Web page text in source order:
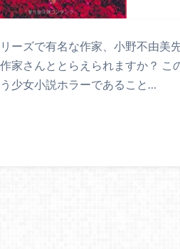
ーズで有名な作家、小野不由美
家さんととらえられますか？ こ
少女小説ホラーであること…